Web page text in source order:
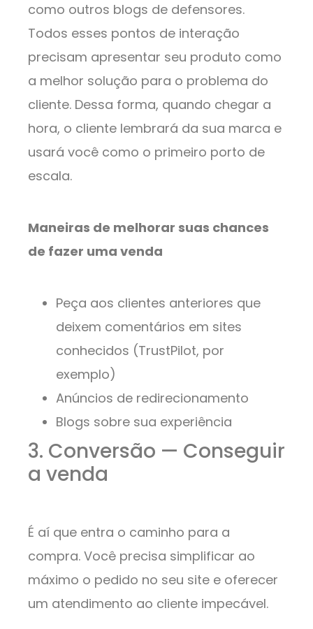
como outros blogs de defensores.
Todos esses pontos de interação
precisam apresentar seu produto como
a melhor solução para o problema do
cliente. Dessa forma, quando chegar a
hora, o cliente lembrará da sua marca e
usará você como o primeiro porto de
escala.
Maneiras de melhorar suas chances
de fazer uma venda
Peça aos clientes anteriores que
deixem comentários em sites
conhecidos (TrustPilot, por
exemplo)
Anúncios de redirecionamento
Blogs sobre sua experiência
3. Conversão — Conseguir
a venda
É aí que entra o caminho para a
compra. Você precisa simplificar ao
máximo o pedido no seu site e oferecer
um atendimento ao cliente impecável.